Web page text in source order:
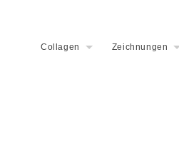
Collagen Zeichnungen